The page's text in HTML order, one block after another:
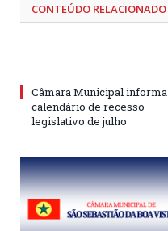
CONTEÚDO RELACIONADO
Câmara Municipal informa
calendário de recesso
legislativo de julho